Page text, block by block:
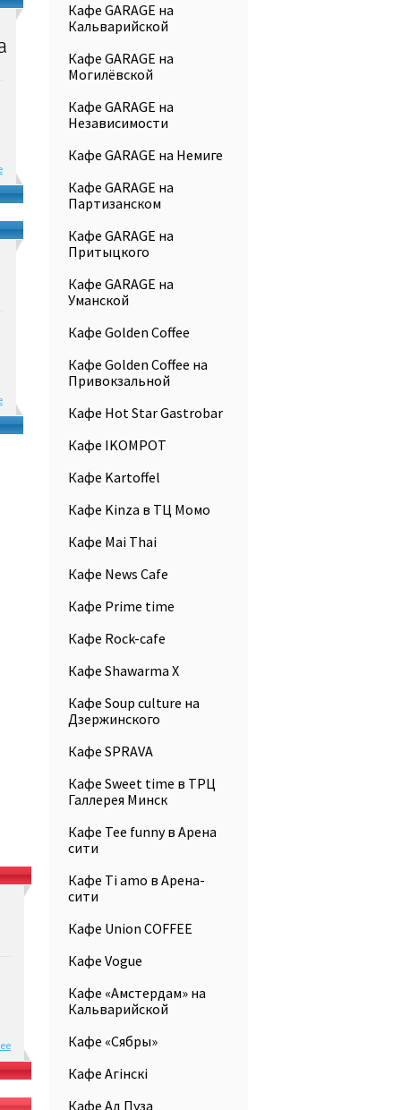
Кафе GARAGE на
Кальварийской
Кафе GARAGE на
Могилёвской
Кафе GARAGE на
Независимости
Кафе GARAGE на Немиге
Кафе GARAGE на
Партизанском
Кафе GARAGE на
Притыцкого
Кафе GARAGE на
Уманской
Кафе Golden Coffee
Кафе Golden Coffee на
Привокзальной
Кафе Hot Star Gastrobar
Кафе IKOMPOT
Кафе Kartoffel
Кафе Kinza в ТЦ Момо
Кафе Mai Thai
Кафе News Cafe
Кафе Prime time
Кафе Rock-cafe
Кафе Shawarma X
Кафе Soup culture на
Дзержинского
Кафе SPRAVA
Кафе Sweet time в ТРЦ
Галлерея Минск
Кафе Tee funny в Арена
сити
Кафе Ti amo в Арена-
сити
Кафе Union COFFEE
Кафе Vogue
Кафе «Амстердам» на
Кальварийской
Кафе «Сябры»
Кафе Агiнскi
Кафе Ад Пуза